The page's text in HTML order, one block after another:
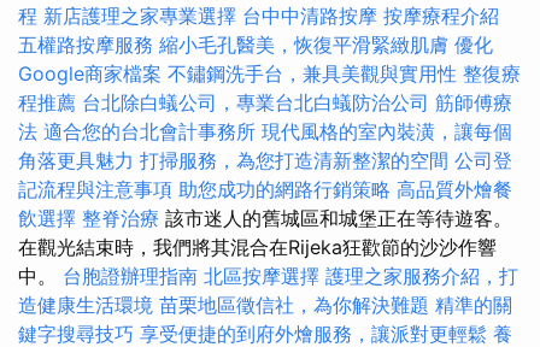
程 新店護理之家專業選擇 台中中清路按摩 按摩療程介紹
五權路按摩服務 縮小毛孔醫美，恢復平滑緊緻肌膚 優化
Google商家檔案 不鏽鋼洗手台，兼具美觀與實用性 整復療
程推薦 台北除白蟻公司，專業台北白蟻防治公司 筋師傅療
法 適合您的台北會計事務所 現代風格的室內裝潢，讓每個
角落更具魅力 打掃服務，為您打造清新整潔的空間 公司登
記流程與注意事項 助您成功的網路行銷策略 高品質外燴餐
飲選擇 整脊治療 該市迷人的舊城區和城堡正在等待遊客。
在觀光結束時，我們將其混合在Rijeka狂歡節的沙沙作響
中。 台胞證辦理指南 北區按摩選擇 護理之家服務介紹，打
造健康生活環境 苗栗地區徵信社，為你解決難題 精準的關
鍵字搜尋技巧 享受便捷的到府外燴服務，讓派對更輕鬆 養